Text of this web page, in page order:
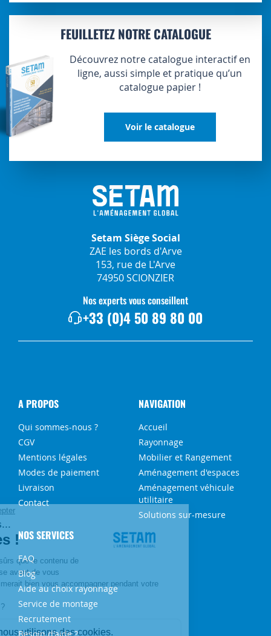
FEUILLETEZ NOTRE CATALOGUE
Découvrez notre catalogue interactif en
ligne, aussi simple et pratique qu’un
catalogue papier !
Voir le catalogue
Setam Siège Social
ZAE les bords d'Arve
153, rue de L'Arve
74950 SCIONZIER
Nos experts vous conseillent
+33 (0)4 50 89 80 00
A PROPOS
Qui sommes-nous ?
CGV
Mentions légales
Modes de paiement
Livraison
Contact
NAVIGATION
Accueil
Rayonnage
Mobilier et Rangement
Aménagement d'espaces
Aménagement véhicule
utilitaire
Solutions sur-mesure
NOS SERVICES
FAQ
Blog
Aide au choix rayonnage
Service de montage
Recrutement